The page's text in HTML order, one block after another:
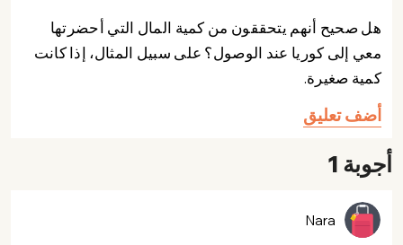
هل صحيح أنهم يتحققون من كمية المال التي أحضرتها
معي إلى كوريا عند الوصول؟ على سبيل المثال، إذا كانت
كمية صغيرة.
أضف تعليق
أجوبة 1
Nara